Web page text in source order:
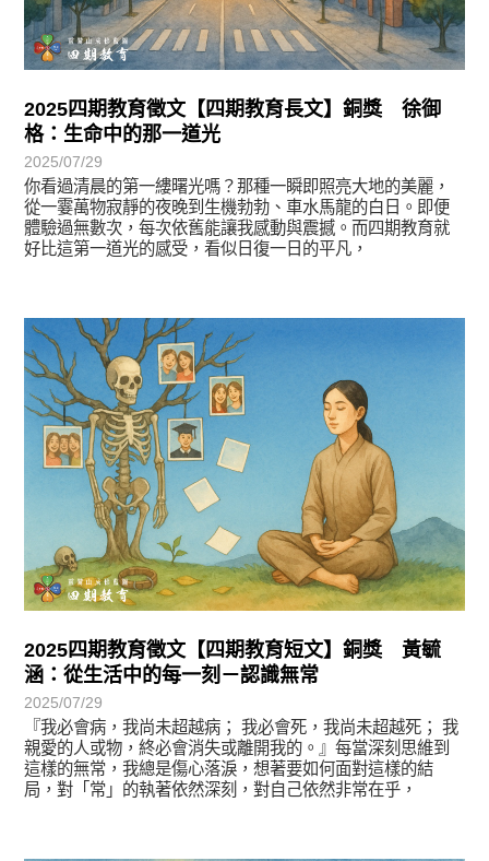
2025四期教育徵文【四期教育長文】銅獎 徐御
格：生命中的那一道光
2025/07/29
你看過清晨的第一縷曙光嗎？那種一瞬即照亮大地的美麗，
從一霎萬物寂靜的夜晚到生機勃勃、車水馬龍的白日。即便
體驗過無數次，每次依舊能讓我感動與震撼。而四期教育就
好比這第一道光的感受，看似日復一日的平凡，
2025四期教育徵文【四期教育短文】銅獎 黃毓
涵：從生活中的每一刻－認識無常
2025/07/29
『我必會病，我尚未超越病； 我必會死，我尚未超越死； 我
親愛的人或物，終必會消失或離開我的。』每當深刻思維到
這樣的無常，我總是傷心落淚，想著要如何面對這樣的結
局，對「常」的執著依然深刻，對自己依然非常在乎，